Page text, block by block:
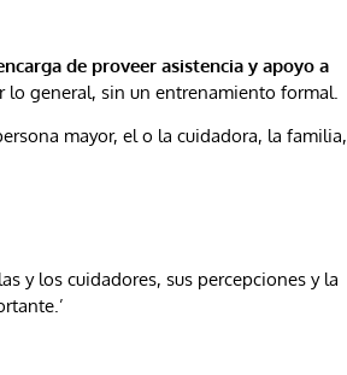
de proveer asistencia y apoyo a
lo general, sin un entrenamiento formal.
mayor, el o la cuidadora, la familia,
y los cuidadores, sus percepciones y la